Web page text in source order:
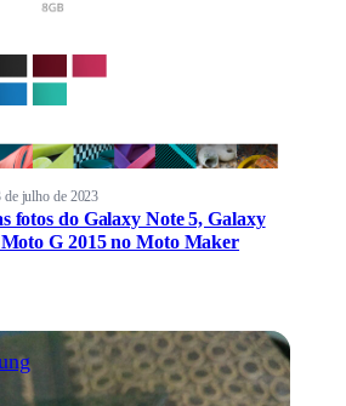
de julho de 2023
fotos do Galaxy Note 5, Galaxy
Moto G 2015 no Moto Maker